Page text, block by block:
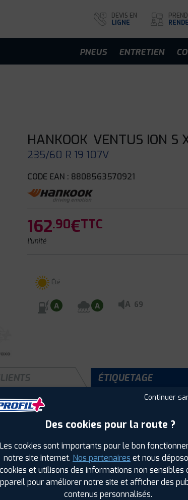
DEVIS EN
LIGNE
PNEUS ENTRETIEN
HANKOOK VENTUS ION S
235/60 R 19 107V
CODE EAN : 8808563570921
162.90€TTC
l'unité
Été
A A A 69
ÉTIQUETAGE
Été
Largeur :235
Hauteur :60
Diamètre :19
Charge :107
Continuer
Des cookies pour la route ?
Les cookies sont importants pour le bon
notre site internet. Nos partenaires et nous
cookies et utilisons des informations non sensibles
pour améliorer notre site et afficher des
contenus personnalisés.